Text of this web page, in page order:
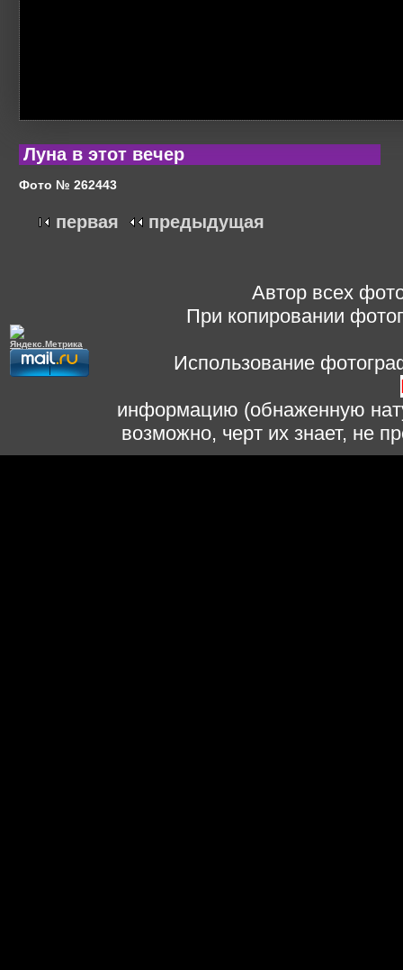
Луна в этот вечер
Фото № 262443
первая предыдущая
Автор всех
При копировании
Использование
информацию (обнаженную
возможно, черт их знает, не